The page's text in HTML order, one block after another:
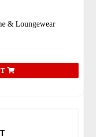
& Loungewear